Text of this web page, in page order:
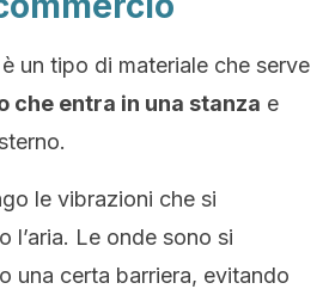
un tipo di materiale che serve
che entra in una stanza e
le vibrazioni che si
l’aria. Le onde sono si
una certa barriera, evitando